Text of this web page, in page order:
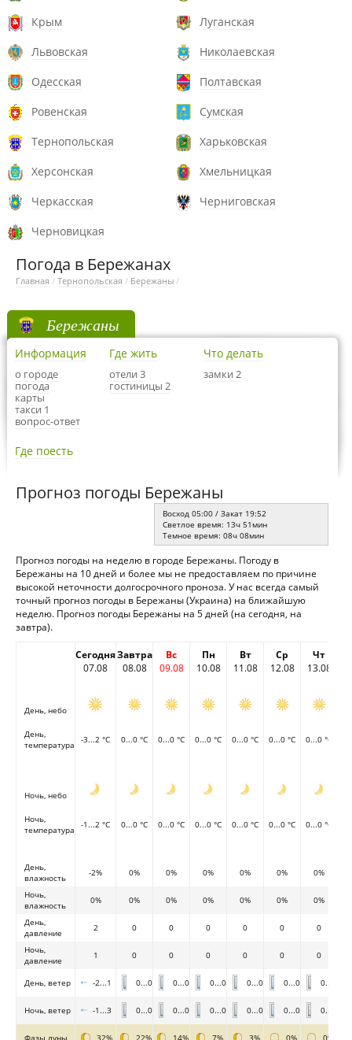
Крым
Луганская
Львовская
Николаевская
Одесская
Полтавская
Ровенская
Сумская
Тернопольская
Харьковская
Херсонская
Хмельницкая
Черкасская
Черниговская
Черновицкая
Погода в Бережанах
Главная / Тернопольская / Бережаны /
Бережаны
Информация
о городе
погода
карты
такси 1
вопрос-ответ
Где жить
отели 3
гостиницы 2
Что делать
замки 2
Где поесть
Прогноз погоды Бережаны
Восход 05:00 / Закат 19:52
Светлое время: 13ч 51мин
Темное время: 08ч 08мин
Прогноз погоды на неделю в городе Бережаны. Погоду в
Бережаны на 10 дней и более мы не предоставляем по причине
высокой неточности долгосрочного проноза. У нас всегда самый
точный прогноз погоды в Бережаны (Украина) на ближайшую
неделю. Прогноз погоды Бережаны на 5 дней (на сегодня, на
завтра).
Сегодня
07.08
Завтра
08.08
Вс
09.08
Пн
10.08
Вт
11.08
Ср
12.08
Чт
13.08
День, небо
День,
температура
-3...2 °C 0...0 °C 0...0 °C 0...0 °C 0...0 °C 0...0 °C 0...0 °C
Ночь, небо
Ночь,
температура
-1...2 °C 0...0 °C 0...0 °C 0...0 °C 0...0 °C 0...0 °C 0...0 °C
День,
влажность
-2% 0% 0% 0% 0% 0%
0%
Ночь,
влажность
0% 0% 0% 0% 0% 0%
0%
День,
давление
2 0 0 0 0 0
0
Ночь,
давление
1 0 0 0 0 0 0
День, ветер -2...1 0...0 0...0 0...0 0...0 0...0 0...0
Ночь, ветер -1...3 0...0 0...0 0...0 0...0 0...0 0...0
Фазы луны 32% 22% 14% 7% 3% 0% 0%